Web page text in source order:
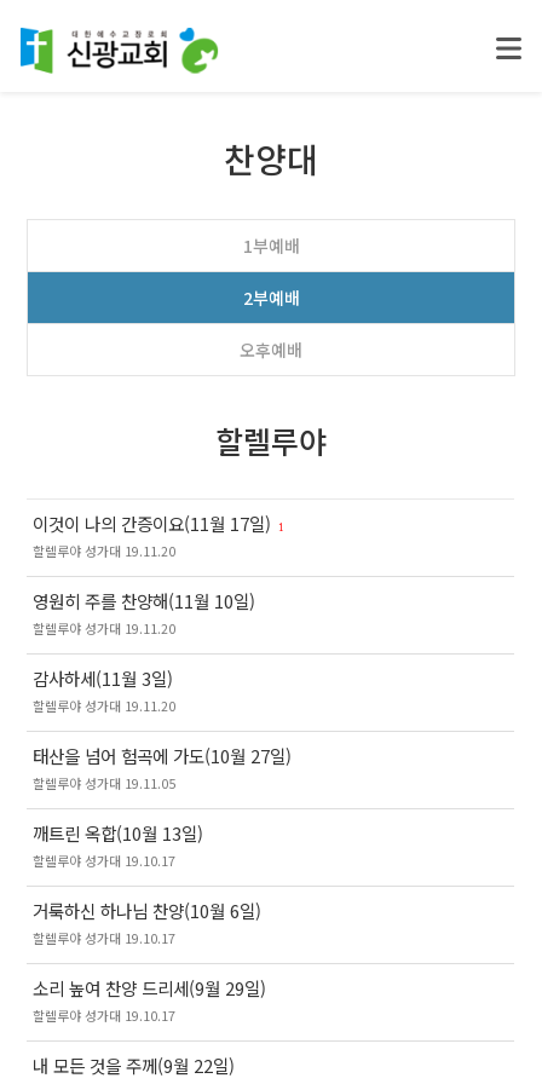
찬양대
1부예배
2부예배
오후예배
할렐루야
이것이 나의 간증이요(11월 17일) 1
할렐루야 성가대 19.11.20
영원히 주를 찬양해(11월 10일)
할렐루야 성가대 19.11.20
감사하세(11월 3일)
할렐루야 성가대 19.11.20
태산을 넘어 험곡에 가도(10월 27일)
할렐루야 성가대 19.11.05
깨트린 옥합(10월 13일)
할렐루야 성가대 19.10.17
거룩하신 하나님 찬양(10월 6일)
할렐루야 성가대 19.10.17
소리 높여 찬양 드리세(9월 29일)
할렐루야 성가대 19.10.17
내 모든 것을 주께(9월 22일)